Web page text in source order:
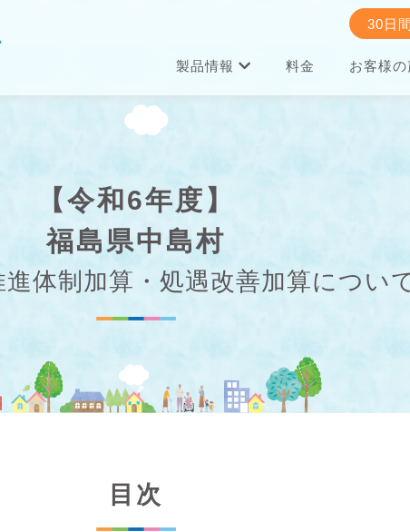
製品情報 料金 お客様の
30日
【令和6年度】
福島県中島村
体制加算・処遇改善加算につい
目次